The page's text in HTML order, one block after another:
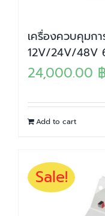
เครื่องควบคุมก
12V/24V/48V
24,000.00
Add to cart
Sale!